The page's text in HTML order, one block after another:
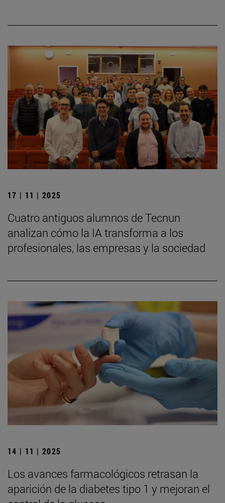
17 | 11 | 2025
Cuatro antiguos alumnos de Tecnun
analizan cómo la IA transforma a los
profesionales, las empresas y la sociedad
14 | 11 | 2025
Los avances farmacológicos retrasan la
aparición de la diabetes tipo 1 y mejoran el